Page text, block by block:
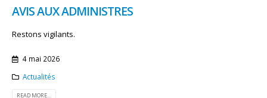
AVIS AUX ADMINISTRES
Restons vigilants.
4 mai 2026
Actualités
READ MORE...